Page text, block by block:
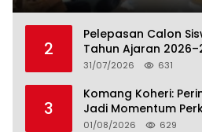
2
Pelepasan Calon
Tahun Ajaran
Lamteng Tegaskan
31/07/2026 631
3
Komang Koheri:
Jadi Momentum
Lampung Tengah
01/08/2026 629